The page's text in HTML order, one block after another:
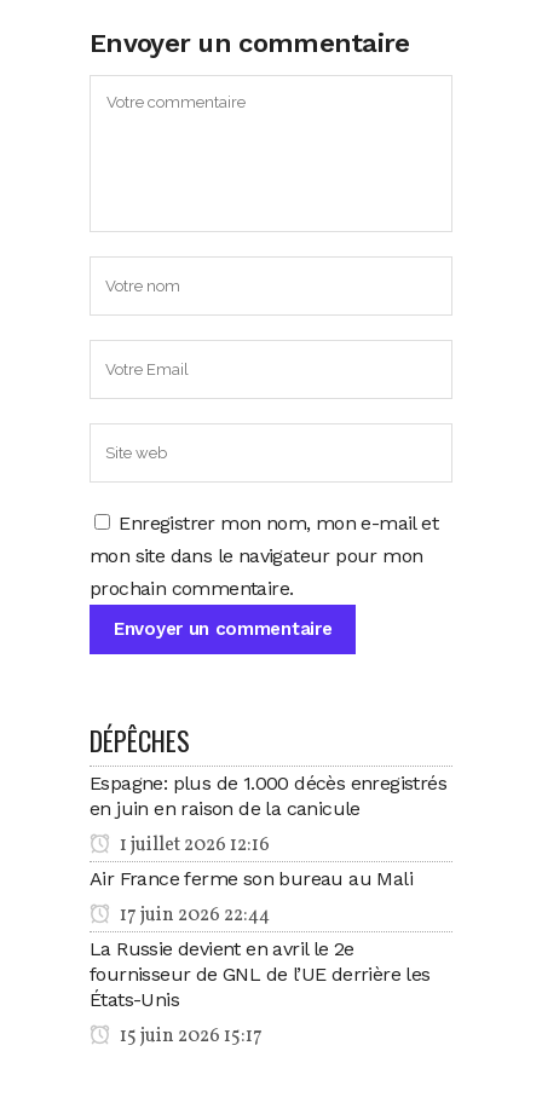
Envoyer un commentaire
Enregistrer mon nom, mon e-mail et
mon site dans le navigateur pour mon
prochain commentaire.
DÉPÊCHES
Espagne: plus de 1.000 décès enregistrés
en juin en raison de la canicule
1 juillet 2026 12:16
Air France ferme son bureau au Mali
17 juin 2026 22:44
La Russie devient en avril le 2e
fournisseur de GNL de l’UE derrière les
États-Unis
15 juin 2026 15:17